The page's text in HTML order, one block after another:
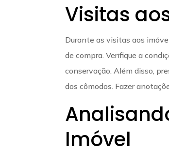
Visitas
Durante as visitas aos
de compra. Verifique a
conservação. Além disso,
dos cômodos. Fazer
Imóvel